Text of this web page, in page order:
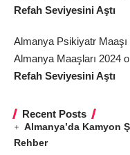
Refah Seviyesini Aştı
Almanya Psikiyatr
Almanya Maaşları 2024
Refah Seviyesini Aştı
Recent Posts
Almanya’da Kamyon
Rehber